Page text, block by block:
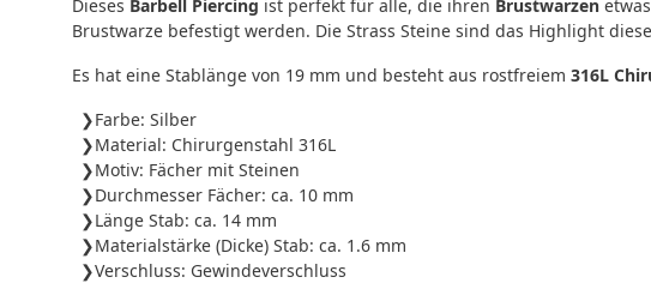
Dieses Barbell Piercing ist perfekt für alle, die ihren Brustwarzen
Brustwarze befestigt werden. Die Strass Steine sind das Highlight
Es hat eine Stablänge von 19 mm und besteht aus rostfreiem 316L
Farbe: Silber
Material: Chirurgenstahl 316L
Motiv: Fächer mit Steinen
Durchmesser Fächer: ca. 10 mm
Länge Stab: ca. 14 mm
Materialstärke (Dicke) Stab: ca. 1.6 mm
Verschluss: Gewindeverschluss